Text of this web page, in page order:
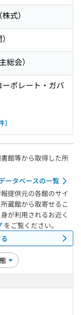
式）
会）
ポレート・ガバ
館等から取得した所
ータベースの一覧
提供元の各館のサイ
蔵館から取寄せるこ
が利用されるお近く
をご覧ください。